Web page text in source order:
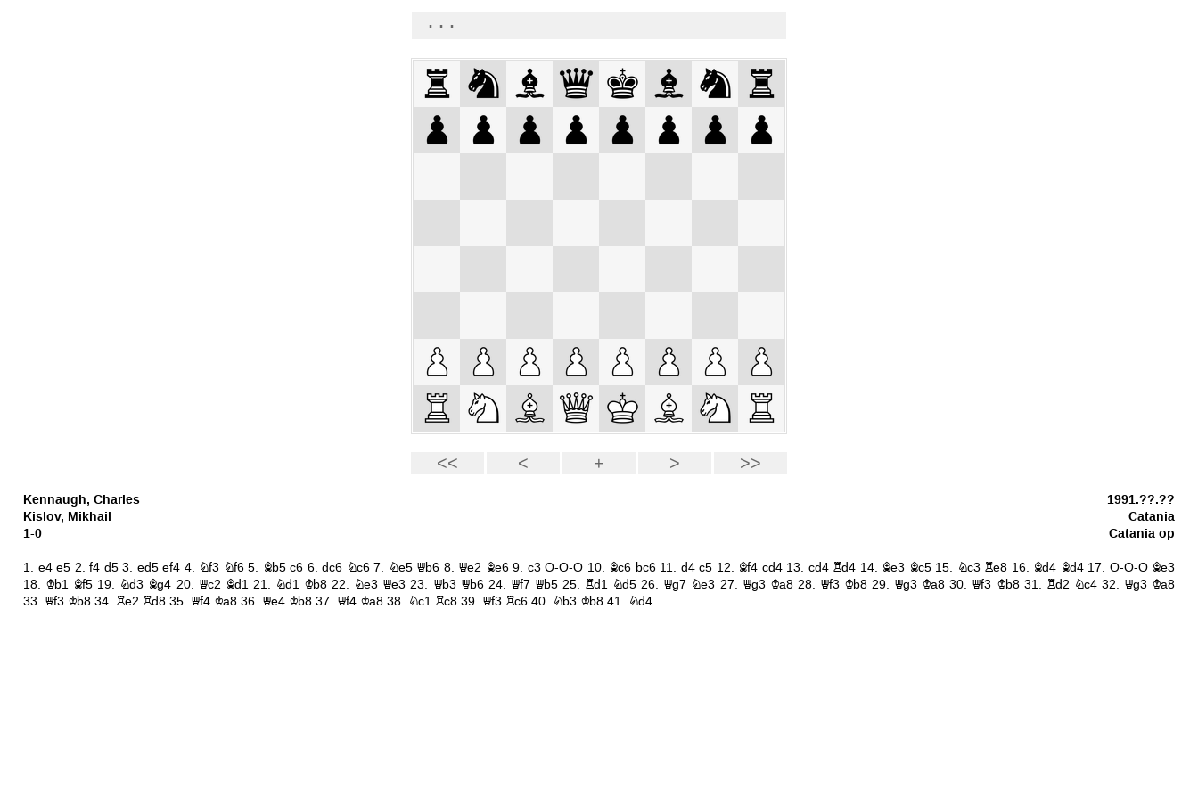
Kennaugh, Charles
1991.??.??
Kislov, Mikhail
Catania
1-0
Catania op
1. e4 e5 2. f4 d5 3. ed5 ef4 4. Nf3 Nf6 5. Bb5 c6 6. dc6 Nc6 7. Ne5 Qb6 8. Qe2 Be6 9. c3 O-O-O 10. Bc6 bc6 11. d4 c5 12. Bf4 cd4 13. cd4 Rd4 14. Be3 Bc5 15. Nc3 Re8 16. Bd4 Bd4 17. O-O-O Be3
18. Kb1 Bf5 19. Nd3 Bg4 20. Qc2 Bd1 21. Nd1 Kb8 22. Ne3 Qe3 23. Qb3 Qb6 24. Qf7 Qb5 25. Rd1 Nd5 26. Qg7 Ne3 27. Qg3 Ka8 28. Qf3 Kb8 29. Qg3 Ka8 30. Qf3 Kb8 31. Rd2 Nc4 32. Qg3 Ka8
33. Qf3 Kb8 34. Re2 Rd8 35. Qf4 Ka8 36. Qe4 Kb8 37. Qf4 Ka8 38. Nc1 Rc8 39. Qf3 Rc6 40. Nb3 Kb8 41. Nd4